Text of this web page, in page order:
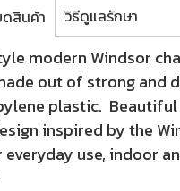
ดสินค้า วิธีดูแลรักษา
modern Windsor
out of strong and
plastic. Beautiful
inspired by the
everyday use, indoor